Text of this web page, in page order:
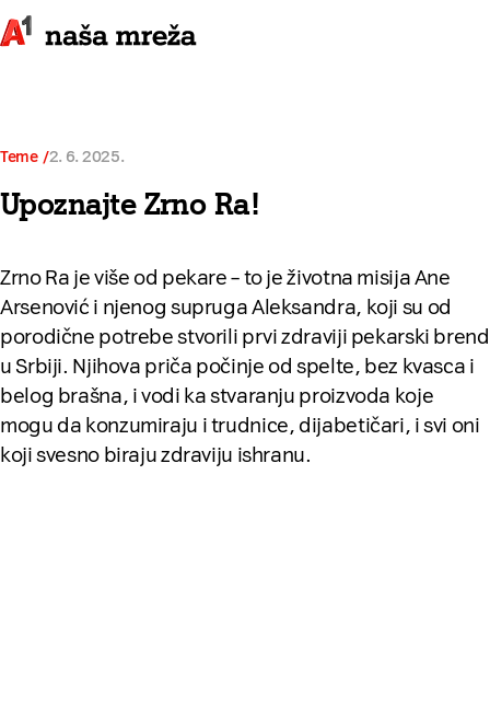
Teme 2. 6. 2025.
Upoznajte Zrno Ra!
Zrno Ra je više od pekare – to je životna misija Ane
Arsenović i njenog supruga Aleksandra, koji su od
porodične potrebe stvorili prvi zdraviji pekarski brend
u Srbiji. Njihova priča počinje od spelte, bez kvasca i
belog brašna, i vodi ka stvaranju proizvoda koje
mogu da konzumiraju i trudnice, dijabetičari, i svi oni
koji svesno biraju zdraviju ishranu.